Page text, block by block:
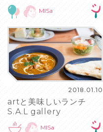
MISa
2018.01.10
artと美味しいランチ
S.A.L gallery
MISa